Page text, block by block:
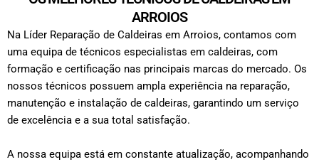
ARROIOS
Na Líder Reparação de Caldeiras em Arroios, contamos com
uma equipa de técnicos especialistas em caldeiras, com
formação e certificação nas principais marcas do mercado. Os
nossos técnicos possuem ampla experiência na reparação,
manutenção e instalação de caldeiras, garantindo um serviço
de excelência e a sua total satisfação.
A nossa equipa está em constante atualização, acompanhando